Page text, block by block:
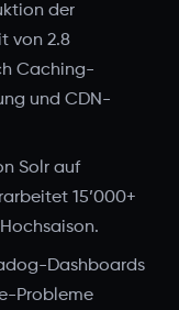
der
von 2.8
Caching-
und CDN-
Solr auf
15’000+
Dashboards
Probleme